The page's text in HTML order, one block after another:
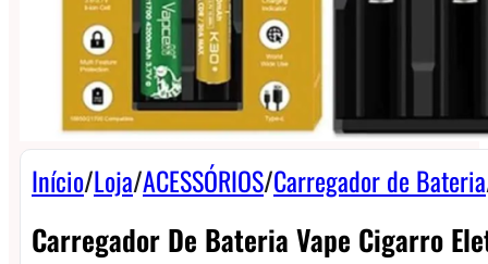
Início/Loja/ACESSÓRIOS/Carregador de Bateria
Carregador De Bateria Vape Cigarro